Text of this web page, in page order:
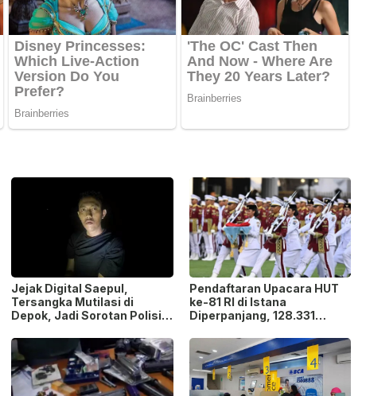
Jejak Digital Saepul,
Tersangka Mutilasi di
Depok, Jadi Sorotan Polisi
Pendaftaran Upacara HUT
ke-81 RI di Istana
Diperpanjang, 128.331
Ticket”